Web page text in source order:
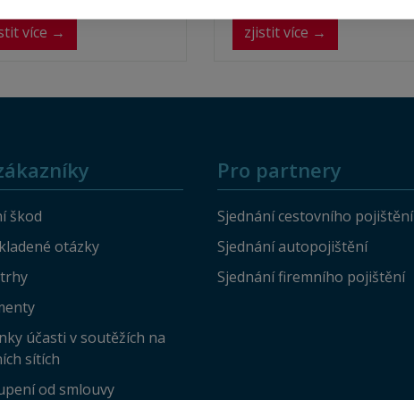
více →
republiky. Pojištění kryje zejména
denní odškodné při hospitalizaci
zjistit více →
škod
otázky
účasti v soutěžích na
sítích
od smlouvy
Pro partnery
Sjednání cestovního pojištění
Sjednání autopojištění
Sjednání firemního pojištění